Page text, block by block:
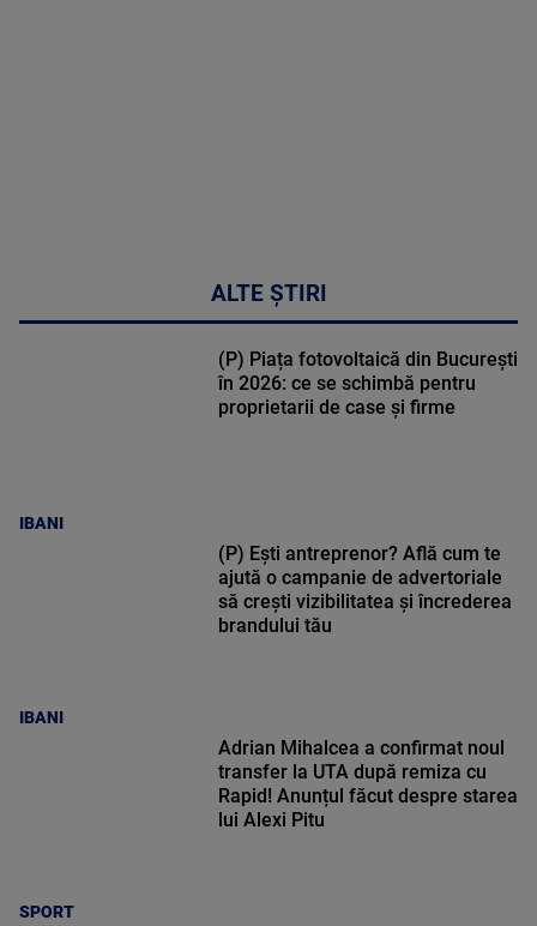
ALTE ȘTIRI
IBANI
(P) Piața fotovoltaică din București
în 2026: ce se schimbă pentru
proprietarii de case și firme
IBANI
(P) Ești antreprenor? Află cum te
ajută o campanie de advertoriale
să crești vizibilitatea și încrederea
brandului tău
SPORT
Adrian Mihalcea a confirmat noul
transfer la UTA după remiza cu
Rapid! Anunțul făcut despre starea
lui Alexi Pitu